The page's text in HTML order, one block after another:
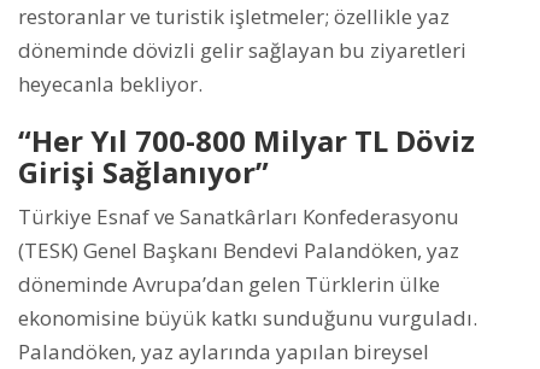
restoranlar ve turistik işletmeler; özellikle yaz
döneminde dövizli gelir sağlayan bu ziyaretleri
heyecanla bekliyor.
“Her Yıl 700-800 Milyar TL Döviz
Girişi Sağlanıyor”
Türkiye Esnaf ve Sanatkârları Konfederasyonu
(TESK) Genel Başkanı Bendevi Palandöken, yaz
döneminde Avrupa’dan gelen Türklerin ülke
ekonomisine büyük katkı sunduğunu vurguladı.
Palandöken, yaz aylarında yapılan bireysel